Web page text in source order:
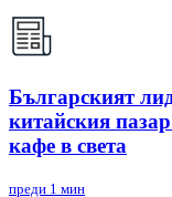
Българският
китайския
кафе в света
преди 1 мин